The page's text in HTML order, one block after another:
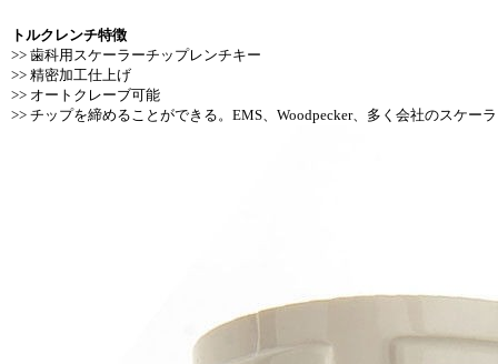
トルクレンチ特徴
>> 歯科用スケーラーチップレンチキー
>> 精密加工仕上げ
>> オートクレーブ可能
>> チップを締めることができる。EMS、Woodpecker、多く会社のスケー